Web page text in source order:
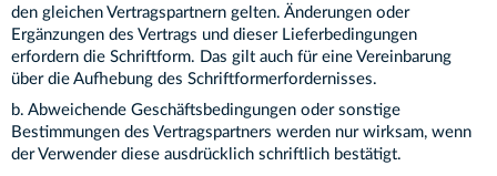
den gleichen Vertragspartnern gelten. Änderungen oder
Ergänzungen des Vertrags und dieser Lieferbedingungen
erfordern die Schriftform. Das gilt auch für eine Vereinbarung
über die Aufhebung des Schriftformerfordernisses.
b. Abweichende Geschäftsbedingungen oder sonstige
Bestimmungen des Vertragspartners werden nur wirksam, wenn
der Verwender diese ausdrücklich schriftlich bestätigt.